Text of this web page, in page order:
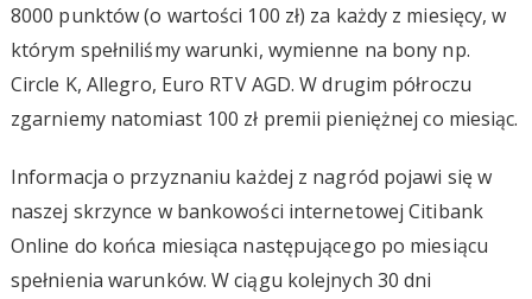
8000 punktów (o wartości 100 zł) za każdy z miesięcy, w
którym spełniliśmy warunki, wymienne na bony np.
Circle K, Allegro, Euro RTV AGD. W drugim półroczu
zgarniemy natomiast 100 zł premii pieniężnej co miesiąc.
Informacja o przyznaniu każdej z nagród pojawi się w
naszej skrzynce w bankowości internetowej Citibank
Online do końca miesiąca następującego po miesiącu
spełnienia warunków. W ciągu kolejnych 30 dni